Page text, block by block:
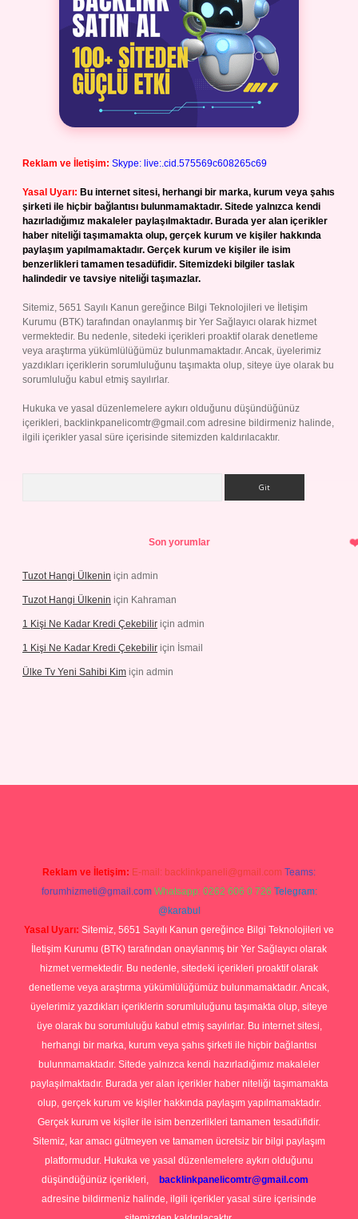
Reklam ve İletişim: Skype: live:.cid.575569c608265c69
Yasal Uyarı: Bu internet sitesi, herhangi bir marka, kurum veya şahıs
şirketi ile hiçbir bağlantısı bulunmamaktadır. Sitede yalnızca kendi
hazırladığımız makaleler paylaşılmaktadır. Burada yer alan içerikler
haber niteliği taşımamakta olup, gerçek kurum ve kişiler hakkında
paylaşım yapılmamaktadır. Gerçek kurum ve kişiler ile isim
benzerlikleri tamamen tesadüfidir. Sitemizdeki bilgiler taslak
halindedir ve tavsiye niteliği taşımazlar.
Sitemiz, 5651 Sayılı Kanun gereğince Bilgi Teknolojileri ve İletişim
Kurumu (BTK) tarafından onaylanmış bir Yer Sağlayıcı olarak hizmet
vermektedir. Bu nedenle, sitedeki içerikleri proaktif olarak denetleme
veya araştırma yükümlülüğümüz bulunmamaktadır. Ancak, üyelerimiz
yazdıkları içeriklerin sorumluluğunu taşımakta olup, siteye üye olarak bu
sorumluluğu kabul etmiş sayılırlar.
Hukuka ve yasal düzenlemelere aykırı olduğunu düşündüğünüz
içerikleri, backlinkpanelicomtr@gmail.com adresine bildirmeniz halinde,
ilgili içerikler yasal süre içerisinde sitemizden kaldırılacaktır.
Son yorumlar
Tuzot Hangi Ülkenin için admin
Tuzot Hangi Ülkenin için Kahraman
1 Kişi Ne Kadar Kredi Çekebilir için admin
1 Kişi Ne Kadar Kredi Çekebilir için İsmail
Ülke Tv Yeni Sahibi Kim için admin
Reklam ve İletişim: E-mail: backlinkpaneli@gmail.com Teams:
forumhizmeti@gmail.com Whatsapp: 0262 606 0 726 Telegram:
@karabul
Yasal Uyarı: Sitemiz, 5651 Sayılı Kanun gereğince Bilgi Teknolojileri ve
İletişim Kurumu (BTK) tarafından onaylanmış bir Yer Sağlayıcı olarak
hizmet vermektedir. Bu nedenle, sitedeki içerikleri proaktif olarak
denetleme veya araştırma yükümlülüğümüz bulunmamaktadır. Ancak,
üyelerimiz yazdıkları içeriklerin sorumluluğunu taşımakta olup, siteye
üye olarak bu sorumluluğu kabul etmiş sayılırlar. Bu internet sitesi,
herhangi bir marka, kurum veya şahıs şirketi ile hiçbir bağlantısı
bulunmamaktadır. Sitede yalnızca kendi hazırladığımız makaleler
paylaşılmaktadır. Burada yer alan içerikler haber niteliği taşımamakta
olup, gerçek kurum ve kişiler hakkında paylaşım yapılmamaktadır.
Gerçek kurum ve kişiler ile isim benzerlikleri tamamen tesadüfidir.
Sitemiz, kar amacı gütmeyen ve tamamen ücretsiz bir bilgi paylaşım
platformudur. Hukuka ve yasal düzenlemelere aykırı olduğunu
düşündüğünüz içerikleri,
backlinkpanelicomtr@gmail.com
adresine bildirmeniz halinde, ilgili içerikler yasal süre içerisinde